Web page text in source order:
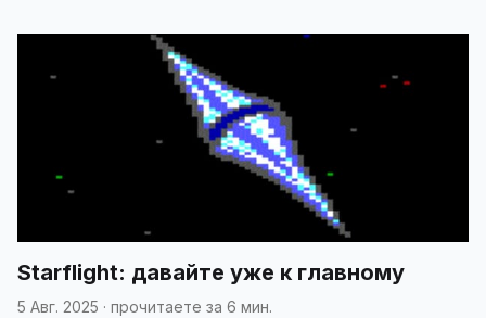
Starflight: давайте уже к главному
5 Авг. 2025 · прочитаете за 6 мин.